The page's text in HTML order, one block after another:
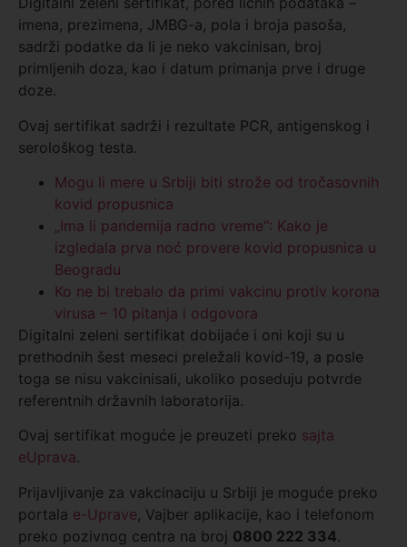
imena, prezimena, JMBG-a, pola i broja pasoša,
sadrži podatke da li je neko vakcinisan, broj
primljenih doza, kao i datum primanja prve i druge
doze.
Ovaj sertifikat sadrži i rezultate PCR, antigenskog i
serološkog testa.
Mogu li mere u Srbiji biti strože od tročasovnih
kovid propusnica
„Ima li pandemija radno vreme“: Kako je
izgledala prva noć provere kovid propusnica u
Beogradu
Ko ne bi trebalo da primi vakcinu protiv korona
virusa – 10 pitanja i odgovora
Digitalni zeleni sertifikat dobijaće i oni koji su u
prethodnih šest meseci preležali kovid-19, a posle
toga se nisu vakcinisali, ukoliko poseduju potvrde
referentnih državnih laboratorija.
Ovaj sertifikat moguće je preuzeti preko sajta
eUprava.
Prijavljivanje za vakcinaciju u Srbiji je moguće preko
portala e-Uprave, Vajber aplikacije, kao i telefonom
preko pozivnog centra na broj 0800 222 334.